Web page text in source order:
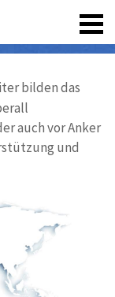
bilden das
auch vor Anker
und